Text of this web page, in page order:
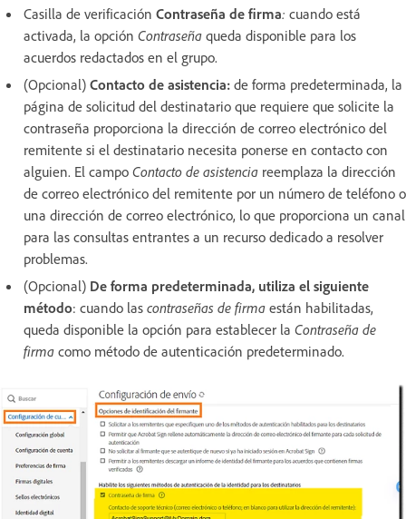
Casilla de verificación Contraseña de firma: cuando está
activada, la opción Contraseña queda disponible para los
acuerdos redactados en el grupo.
(Opcional) Contacto de asistencia: de forma predeterminada, la
página de solicitud del destinatario que requiere que solicite la
contraseña proporciona la dirección de correo electrónico del
remitente si el destinatario necesita ponerse en contacto con
alguien. El campo Contacto de asistencia reemplaza la dirección
de correo electrónico del remitente por un número de teléfono o
una dirección de correo electrónico, lo que proporciona un canal
para las consultas entrantes a un recurso dedicado a resolver
problemas.
(Opcional) De forma predeterminada, utiliza el siguiente
método: cuando las contraseñas de firma están habilitadas,
queda disponible la opción para establecer la Contraseña de
firma como método de autenticación predeterminado.